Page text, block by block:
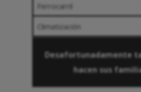
Ferrocarril
Climatización
Desafortunadamente
hacen sus